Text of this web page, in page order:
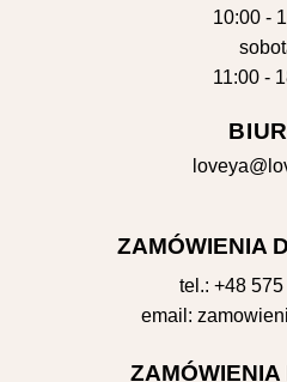
10:00 -
11:00 -
ZAMÓWIENIA
tel.: +48
email:
ZAMÓWIENIA